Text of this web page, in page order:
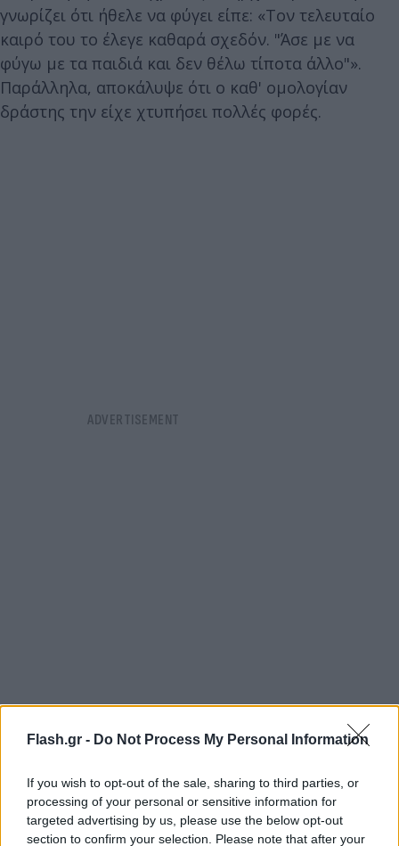
Flash.gr - Do Not Process My Personal Information
If you wish to opt-out of the sale, sharing to third parties, or
processing of your personal or sensitive information for
targeted advertising by us, please use the below opt-out
section to confirm your selection. Please note that after your
γνωρίζει ότι ήθελε να φύγει είπε: «Τον τελευταίο
καιρό του το έλεγε καθαρά σχεδόν. "Άσε με να
φύγω με τα παιδιά και δεν θέλω τίποτα άλλο"».
Παράλληλα, αποκάλυψε ότι ο καθ' ομολογίαν
δράστης την είχε χτυπήσει πολλές φορές.
Οι δυο ανιψιές της, οι κόρες της οικογένειας, είναι
πλέον μαζί με τη θεία τους.
Τα ευρήματα της ιατροδικαστικής εξέτασης